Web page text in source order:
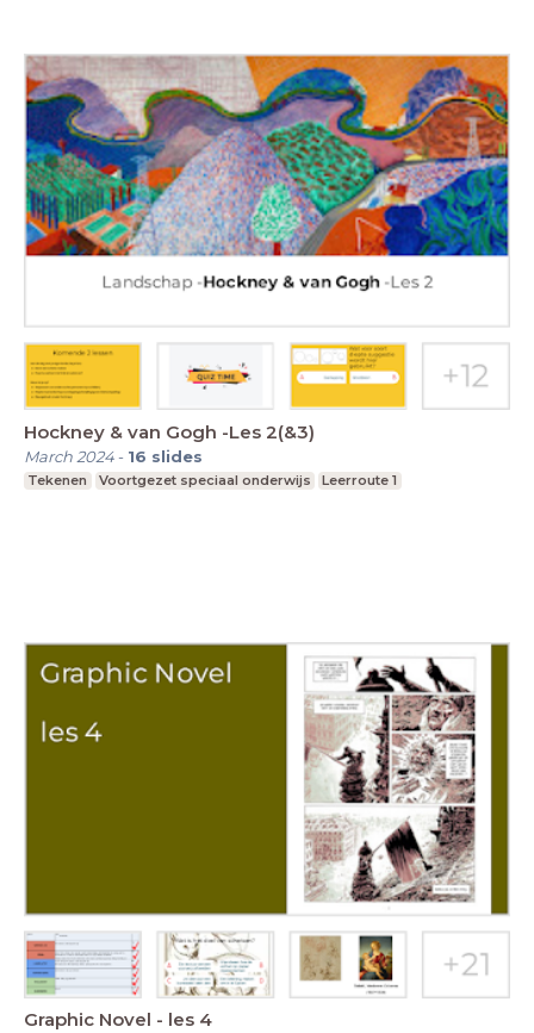
Hockney & van Gogh -Les 2(&3)
March 2024- 16 slides
Tekenen Voortgezet speciaal onderwijs Leerroute 1
Graphic Novel - les 4